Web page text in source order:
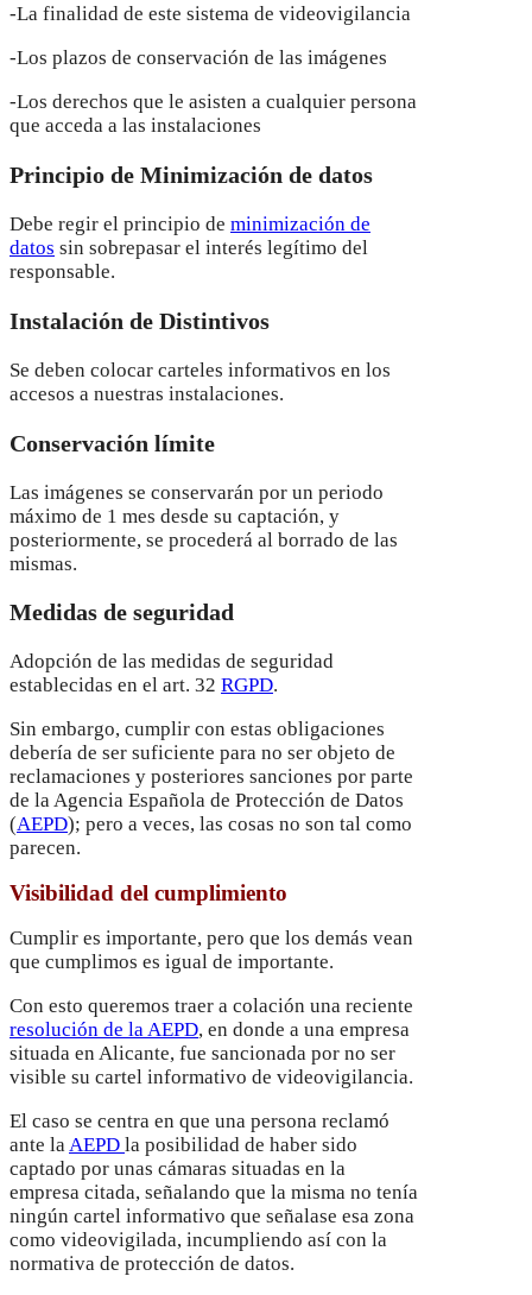
-La finalidad de este sistema de videovigilancia
-Los plazos de conservación de las imágenes
-Los derechos que le asisten a cualquier persona
que acceda a las instalaciones
Principio de Minimización de datos
Debe regir el principio de minimización de
datos sin sobrepasar el interés legítimo del
responsable.
Instalación de Distintivos
Se deben colocar carteles informativos en los
accesos a nuestras instalaciones.
Conservación límite
Las imágenes se conservarán por un periodo
máximo de 1 mes desde su captación, y
posteriormente, se procederá al borrado de las
mismas.
Medidas de seguridad
Adopción de las medidas de seguridad
establecidas en el art. 32 RGPD.
Sin embargo, cumplir con estas obligaciones
debería de ser suficiente para no ser objeto de
reclamaciones y posteriores sanciones por parte
de la Agencia Española de Protección de Datos
(AEPD); pero a veces, las cosas no son tal como
parecen.
Visibilidad del cumplimiento
Cumplir es importante, pero que los demás vean
que cumplimos es igual de importante.
Con esto queremos traer a colación una reciente
resolución de la AEPD, en donde a una empresa
situada en Alicante, fue sancionada por no ser
visible su cartel informativo de videovigilancia.
El caso se centra en que una persona reclamó
ante laAEPD la posibilidad de haber sido
captado por unas cámaras situadas en la
empresa citada, señalando que la misma no tenía
ningún cartel informativo que señalase esa zona
como videovigilada, incumpliendo así con la
normativa de protección de datos.